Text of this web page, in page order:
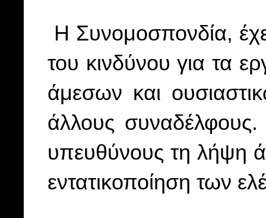
Η Συνομοσπονδία,
του κινδύνου για τα
άμεσων και
άλλους
υπευθύνους τη λήψη
εντατικοποίηση των